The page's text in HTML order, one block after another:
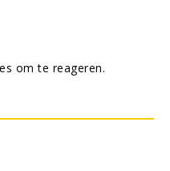
om te reageren.